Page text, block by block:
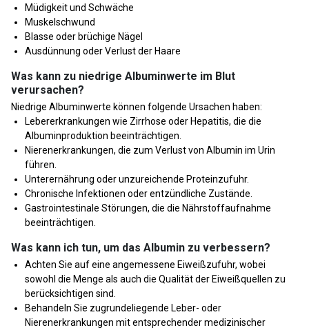
Müdigkeit und Schwäche
Muskelschwund
Blasse oder brüchige Nägel
Ausdünnung oder Verlust der Haare
Was kann zu niedrige Albuminwerte im Blut
verursachen?
Niedrige Albuminwerte können folgende Ursachen haben:
Lebererkrankungen wie Zirrhose oder Hepatitis, die die
Albuminproduktion beeinträchtigen.
Nierenerkrankungen, die zum Verlust von Albumin im Urin
führen.
Unterernährung oder unzureichende Proteinzufuhr.
Chronische Infektionen oder entzündliche Zustände.
Gastrointestinale Störungen, die die Nährstoffaufnahme
beeinträchtigen.
Was kann ich tun, um das Albumin zu verbessern?
Achten Sie auf eine angemessene Eiweißzufuhr, wobei
sowohl die Menge als auch die Qualität der Eiweißquellen zu
berücksichtigen sind.
Behandeln Sie zugrundeliegende Leber- oder
Nierenerkrankungen mit entsprechender medizinischer